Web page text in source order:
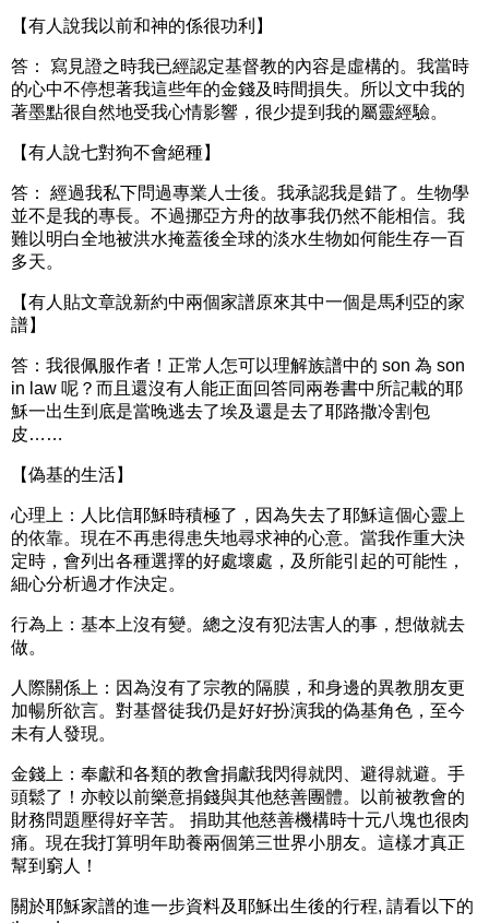
【有人說我以前和神的係很功利】
答： 寫見證之時我已經認定基督教的內容是虛構的。我當時
的心中不停想著我這些年的金錢及時間損失。所以文中我的
著墨點很自然地受我心情影響，很少提到我的屬靈經驗。
【有人說七對狗不會絕種】
答： 經過我私下問過專業人士後。我承認我是錯了。生物學
並不是我的專長。不過挪亞方舟的故事我仍然不能相信。我
難以明白全地被洪水掩蓋後全球的淡水生物如何能生存一百
多天。
【有人貼文章說新約中兩個家譜原來其中一個是馬利亞的家
譜】
答：我很佩服作者！正常人怎可以理解族譜中的 son 為 son
in law 呢？而且還沒有人能正面回答同兩卷書中所記載的耶
穌一出生到底是當晚逃去了埃及還是去了耶路撒冷割包
皮……
【偽基的生活】
心理上：人比信耶穌時積極了，因為失去了耶穌這個心靈上
的依靠。現在不再患得患失地尋求神的心意。當我作重大決
定時，會列出各種選擇的好處壞處，及所能引起的可能性，
細心分析過才作決定。
行為上：基本上沒有變。總之沒有犯法害人的事，想做就去
做。
人際關係上：因為沒有了宗教的隔膜，和身邊的異教朋友更
加暢所欲言。對基督徒我仍是好好扮演我的偽基角色，至今
未有人發現。
金錢上：奉獻和各類的教會捐獻我閃得就閃、避得就避。手
頭鬆了！亦較以前樂意捐錢與其他慈善團體。以前被教會的
財務問題壓得好辛苦。 捐助其他慈善機構時十元八塊也很肉
痛。現在我打算明年助養兩個第三世界小朋友。這樣才真正
幫到窮人！
關於耶穌家譜的進一步資料及耶穌出生後的行程, 請看以下的